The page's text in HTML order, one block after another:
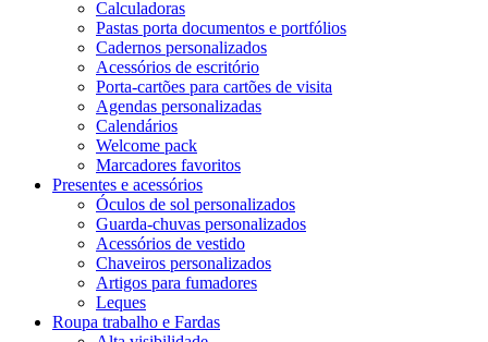
Calculadoras
Pastas porta documentos e portfólios
Cadernos personalizados
Acessórios de escritório
Porta-cartões para cartões de visita
Agendas personalizadas
Calendários
Welcome pack
Marcadores favoritos
Presentes e acessórios
Óculos de sol personalizados
Guarda-chuvas personalizados
Acessórios de vestido
Chaveiros personalizados
Artigos para fumadores
Leques
Roupa trabalho e Fardas